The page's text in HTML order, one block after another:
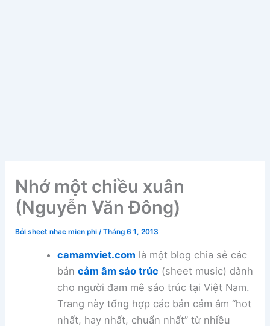
Nhớ một chiều xuân
(Nguyễn Văn Đông)
Bởisheet nhac mien phi/Tháng 6 1, 2013
camamviet.com là một blog chia sẻ các
bản cảm âm sáo trúc (sheet music) dành
cho người đam mê sáo trúc tại Việt Nam.
Trang này tổng hợp các bản cảm âm “hot
nhất, hay nhất, chuẩn nhất” từ nhiều